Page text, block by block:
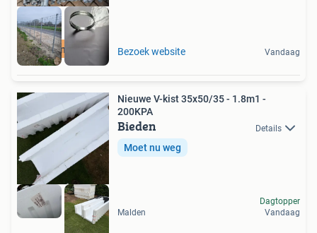
betonmatten Bezoek website Vandaag
Nieuwe V-kist 35x50/35 - 1.8m1 -
200KPA
Bieden Details
Moet nu weg
Malden
Dagtopper
Vandaag